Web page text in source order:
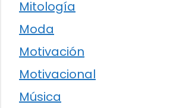
Mitología
Moda
Motivación
Motivacional
Música